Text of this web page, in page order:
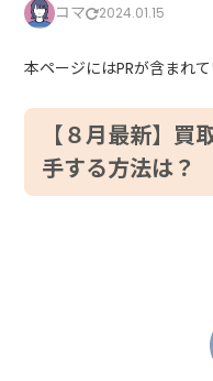
コマ 2024.01.15
本ページにはPRが含まれ
【８月最新】買
手する方法は？